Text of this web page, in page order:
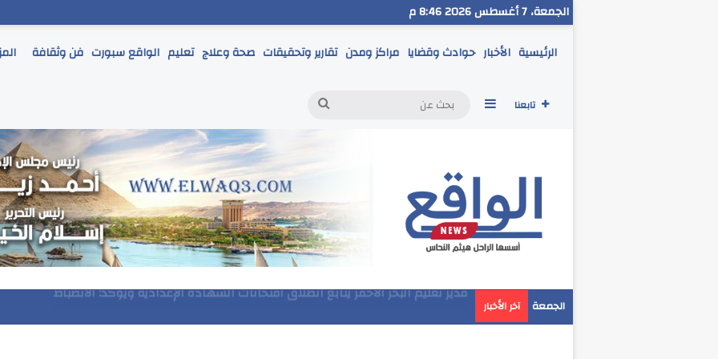
الجمعة، 7 أغسطس 2026 8:46 م
الرئيسية الأخبار حوادث وقضايا مراكز ومدن تقارير وتحقيقات صحة وعلاج تعليم الواقع سبورت فن وثقافة
تابعنا إضافة عمود جانبي
بحث
الجمعة آخر الأخبار مدير تعليم البحر الاحمر يتابع انطلاق امتحانات الشهادة الإعدادية ويؤكد: الانضباط